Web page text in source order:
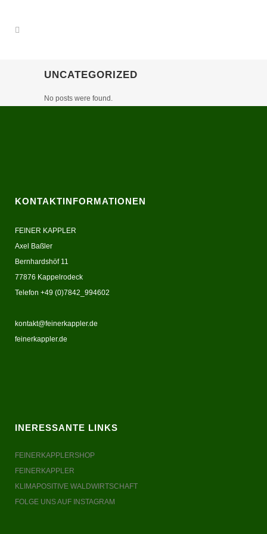
UNCATEGORIZED
No posts were found.
KONTAKTINFORMATIONEN
FEINER KAPPLER
Axel Baßler
Bernhardshöf 11
77876 Kappelrodeck
Telefon +49 (0)7842_994602
kontakt@feinerkappler.de
feinerkappler.de
INERESSANTE LINKS
FEINERKAPPLERSHOP
FEINERKAPPLER
KLIMAPOSITIVE WALDWIRTSCHAFT
FOLGE UNS AUF INSTAGRAM